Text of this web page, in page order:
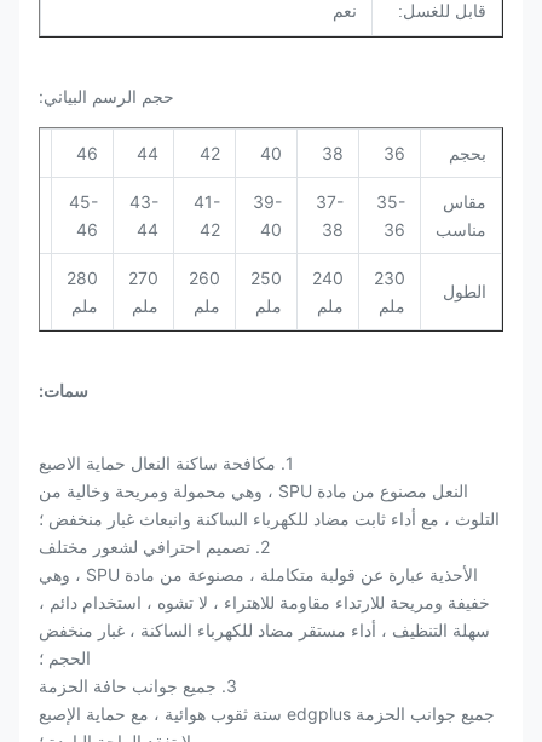
قابل للغسل: نعم
حجم الرسم البياني:
بحجم 36
38
40
42
44
46
مقاس
مناسب
35-
36
37-
38
39-
40
41-
42
43-
44
45-
46
الطول
230
ملم
240
ملم
250
ملم
260
ملم
270
ملم
280
ملم
سمات:
1. مكافحة ساكنة النعال حماية الاصبع
النعل مصنوع من مادة SPU ، وهي محمولة ومريحة وخالية من
التلوث ، مع أداء ثابت مضاد للكهرباء الساكنة وانبعاث غبار منخفض ؛
2. تصميم احترافي لشعور مختلف
الأحذية عبارة عن قولبة متكاملة ، مصنوعة من مادة SPU ، وهي
خفيفة ومريحة للارتداء مقاومة للاهتراء ، لا تشوه ، استخدام دائم ،
سهلة التنظيف ، أداء مستقر مضاد للكهرباء الساكنة ، غبار منخفض
الحجم ؛
3. جميع جوانب حافة الحزمة
جميع جوانب الحزمة edgplus ستة ثقوب هوائية ، مع حماية الإصبع